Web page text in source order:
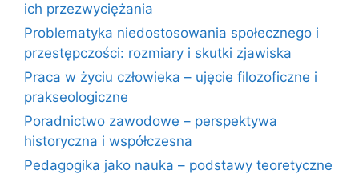
ich przezwyciężania
Problematyka niedostosowania społecznego i
przestępczości: rozmiary i skutki zjawiska
Praca w życiu człowieka – ujęcie filozoficzne i
prakseologiczne
Poradnictwo zawodowe – perspektywa
historyczna i współczesna
Pedagogika jako nauka – podstawy teoretyczne